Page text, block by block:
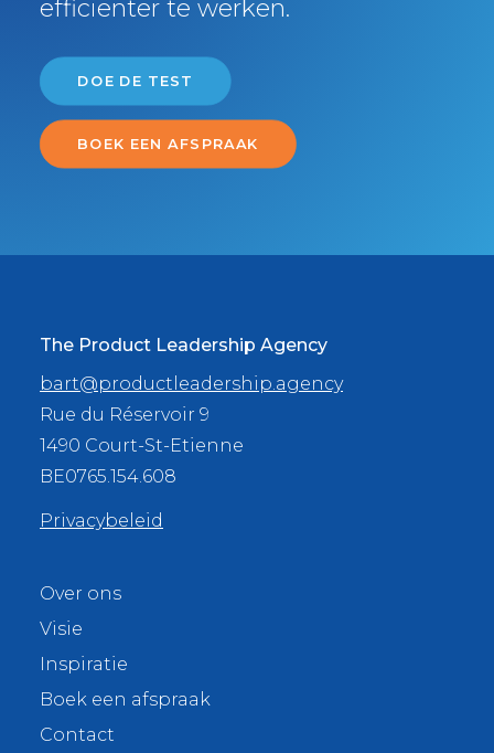
efficiënter te werken.
DOE DE TEST
BOEK EEN AFSPRAAK
The Product Leadership Agency
bart@productleadership.agency
Rue du Réservoir 9
1490 Court-St-Etienne
BE0765.154.608
Privacybeleid
Over ons
Visie
Inspiratie
Boek een afspraak
Contact